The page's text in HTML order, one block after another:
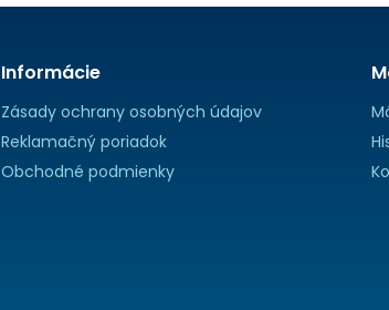
Informácie
Zásady ochrany osobných údajov
Reklamačný poriadok
Obchodné podmienky